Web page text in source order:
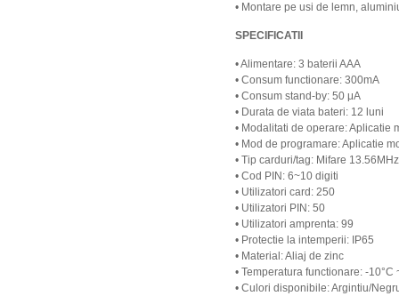
• Montare pe usi de lemn,
SPECIFICATII
• Alimentare: 3 baterii AAA
• Consum functionare: 300mA
• Consum stand-by: 50 μA
• Durata de viata bateri: 12 luni
• Modalitati de operare: Aplicatie
• Mod de programare: Aplicatie
• Tip carduri/tag: Mifare 13.56MHz
• Cod PIN: 6~10 digiti
• Utilizatori card: 250
• Utilizatori PIN: 50
• Utilizatori amprenta: 99
• Protectie la intemperii: IP65
• Material: Aliaj de zinc
• Temperatura functionare: -10°C
• Culori disponibile: Argintiu/